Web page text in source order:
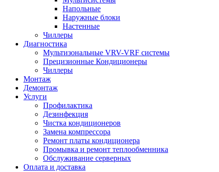
Напольные
Наружные блоки
Настенные
Чиллеры
Диагностика
Мультизональные VRV-VRF системы
Прецизионные Кондиционеры
Чиллеры
Монтаж
Демонтаж
Услуги
Профилактика
Дезинфекция
Чистка кондиционеров
Замена компрессора
Ремонт платы кондиционера
Промывка и ремонт теплообменника
Обслуживание серверных
Оплата и доставка